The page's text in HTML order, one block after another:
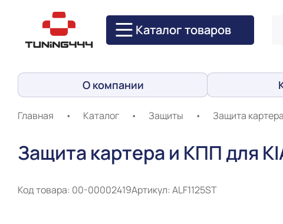
Каталог товаров
О компании
Главная • Каталог • Защиты • Защита картера
Защита картера и КПП для
Код товара: 00-00002419Артикул: ALF1125ST